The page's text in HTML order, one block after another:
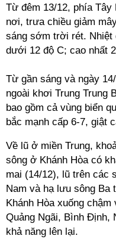
Từ đêm 13/12, phía Tây
nơi, trưa chiều giảm
sáng sớm trời rét. Nhiệt
dưới 12 độ C; cao nhất
Từ gần sáng và ngày
ngoài khơi Trung Trung
bao gồm cả vùng biển
bắc mạnh cấp 6-7, giật
Về lũ ở miền Trung,
sông ở Khánh Hòa có
mai (14/12), lũ trên các
Nam và hạ lưu sông Ba
Khánh Hòa xuống
Quảng Ngãi, Bình Định,
khả năng lên lại.